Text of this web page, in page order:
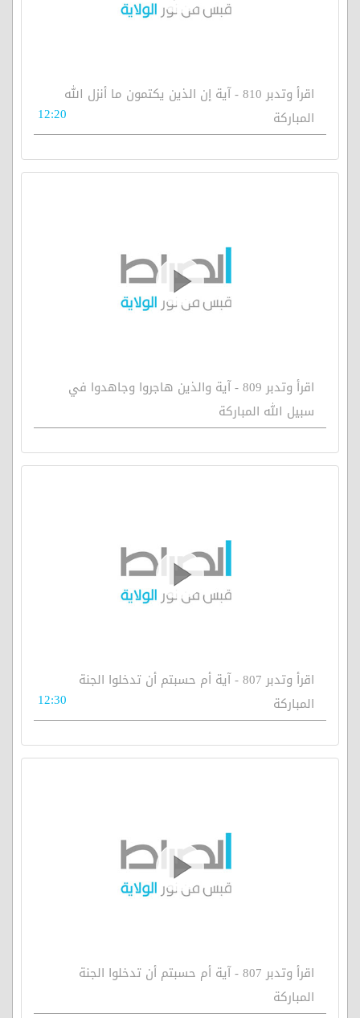
اقرأ وتدبر 810 - آية إن الذين يكتمون ما أنزل الله
المباركة
12:20
اقرأ وتدبر 809 - آية والذين هاجروا وجاهدوا في
سبيل الله المباركة
اقرأ وتدبر 807 - آية أم حسبتم أن تدخلوا الجنة
المباركة
12:30
اقرأ وتدبر 807 - آية أم حسبتم أن تدخلوا الجنة
المباركة